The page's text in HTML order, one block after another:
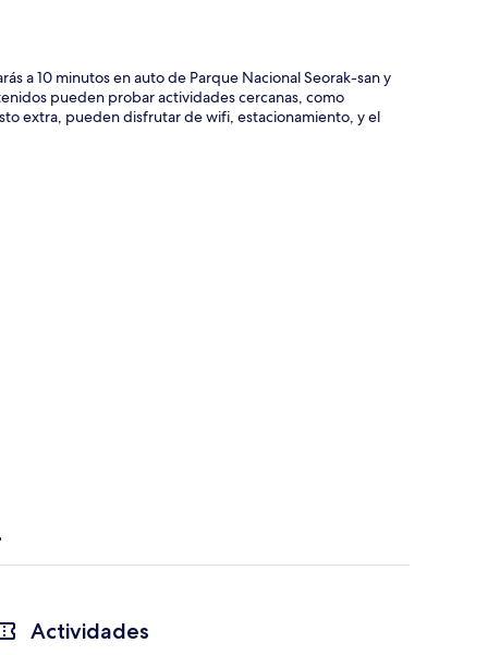
a 10 minutos en auto de Parque Nacional Seorak-san y
pueden probar actividades cercanas, como
extra, pueden disfrutar de wifi, estacionamiento, y el
Actividades